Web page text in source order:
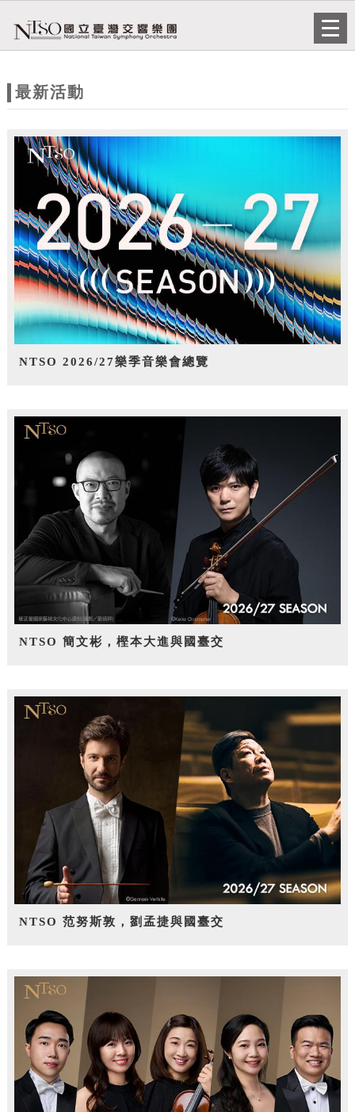
站
題
最新活動
NTSO 2026/27樂季音樂會總覽
NTSO 簡文彬，樫本大進與國臺交
NTSO 范努斯敦，劉孟捷與國臺交